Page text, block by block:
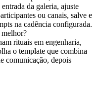
da galeria, ajuste
ou canais, salve e
na cadência configurada.
melhor?
rituais em engenharia,
o template que combina
comunicação, depois